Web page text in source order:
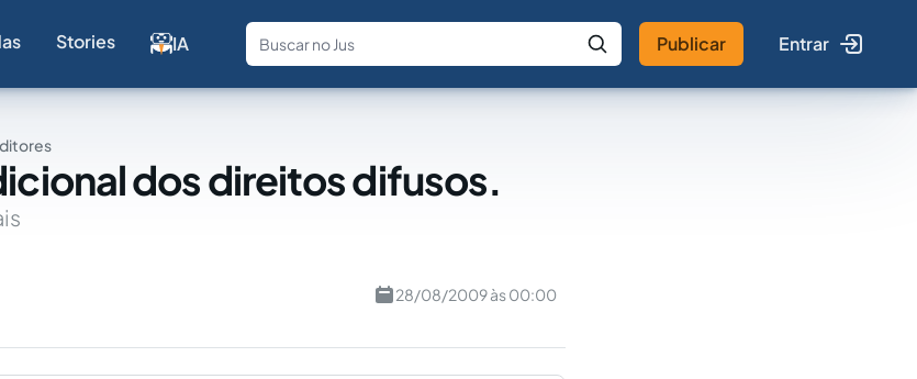
Stories IA
Fale com a IA Buscar no Jus
Publicar Entrar
dos direitos difusos.
28/08/2009 às 00:00